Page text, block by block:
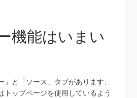
機能はいまい
と「ソース」タブがあります、
トップページを使用しているよう